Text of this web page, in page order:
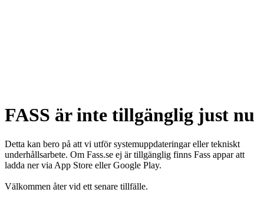
FASS är inte tillgänglig just nu
Detta kan bero på att vi utför systemuppdateringar eller tekniskt
underhållsarbete. Om Fass.se ej är tillgänglig finns Fass appar att
ladda ner via App Store eller Google Play.
Välkommen åter vid ett senare tillfälle.